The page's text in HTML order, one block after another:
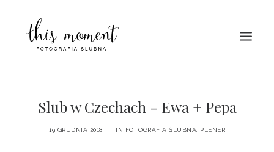
O MNIE
PORTFOLIO
Slub w Czechach - Ewa + Pepa
19 GRUDNIA 2018 | IN FOTOGRAFIA ŚLUBNA PLENER